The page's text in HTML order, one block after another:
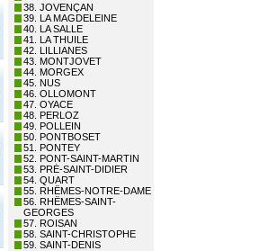
38. JOVENÇAN
39. LA MAGDELEINE
40. LA SALLE
41. LA THUILE
42. LILLIANES
43. MONTJOVET
44. MORGEX
45. NUS
46. OLLOMONT
47. OYACE
48. PERLOZ
49. POLLEIN
50. PONTBOSET
51. PONTEY
52. PONT-SAINT-MARTIN
53. PRÉ-SAINT-DIDIER
54. QUART
55. RHÊMES-NOTRE-DAME
56. RHÊMES-SAINT-
GEORGES
57. ROISAN
58. SAINT-CHRISTOPHE
59. SAINT-DENIS